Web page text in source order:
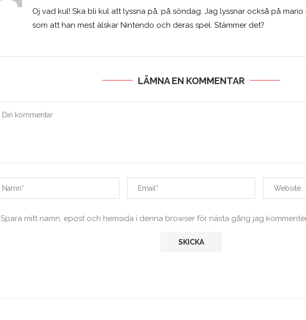
Oj vad kul! Ska bli kul att lyssna på, på söndag. Jag lyssnar också på
som att han mest älskar Nintendo och deras spel. Stämmer det?
LÄMNA EN KOMMENTAR
Spara mitt namn, epost och hemsida i denna browser för nästa gång jag